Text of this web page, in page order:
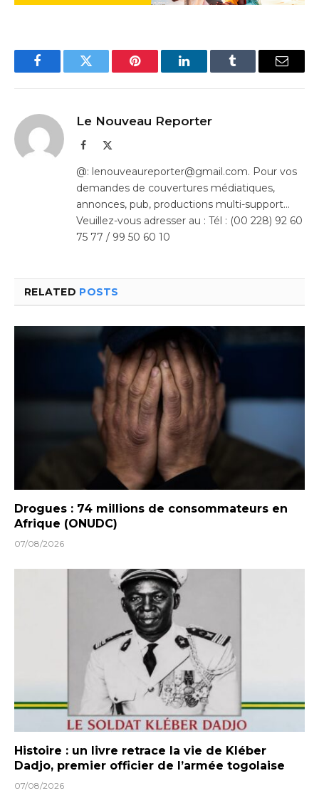
FacebookTwitter Pinterest LinkedInTumblr Email
Le Nouveau Reporter
Facebook
@: lenouveaureporter@gmail.com. Pour vos
demandes de couvertures médiatiques,
annonces, pub, productions multi-support…
Veuillez-vous adresser au : Tél : (00 228) 92 60
75 77 / 99 50 60 10
RELATED POSTS
Drogues : 74 millions de consommateurs en
Afrique (ONUDC)
07/08/2026
Histoire : un livre retrace la vie de Kléber
Dadjo, premier officier de l’armée togolaise
07/08/2026